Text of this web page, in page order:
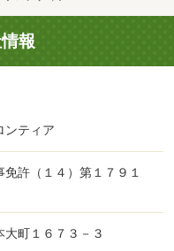
報
ンティア
免許（１４）第１７９１
大町１６７３－３